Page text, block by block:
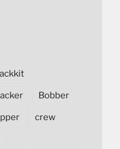
Bobber
crew